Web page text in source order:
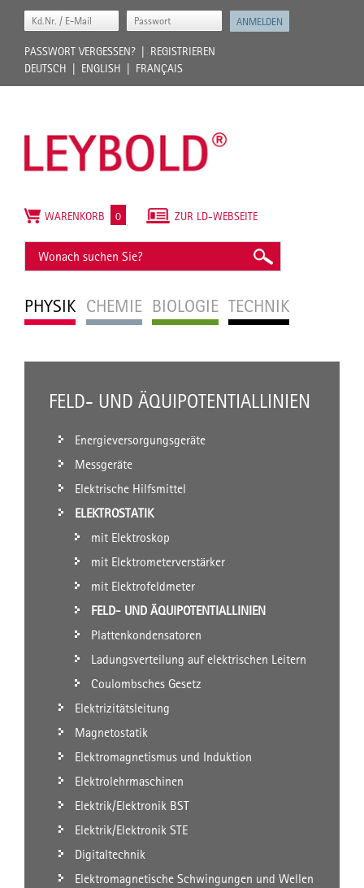
PASSWORT VERGESSEN?
REGISTRIEREN
DEUTSCH
ENGLISH FRANÇAIS
PHYSIK CHEMIE BIOLOGIE TECHNIK
ZUR LD-WEBSEITE
WARENKORB 0
FELD- UND ÄQUIPOTENTIALLINIEN
Energieversorgungsgeräte
Messgeräte
Elektrische Hilfsmittel
ELEKTROSTATIK
mit Elektroskop
mit Elektrometerverstärker
mit Elektrofeldmeter
FELD- UND ÄQUIPOTENTIALLINIEN
Plattenkondensatoren
Ladungsverteilung auf elektrischen Leitern
Coulombsches Gesetz
Elektrizitätsleitung
Magnetostatik
Elektromagnetismus und Induktion
Elektrolehrmaschinen
Elektrik/Elektronik BST
Elektrik/Elektronik STE
Digitaltechnik
Elektromagnetische Schwingungen und Wellen